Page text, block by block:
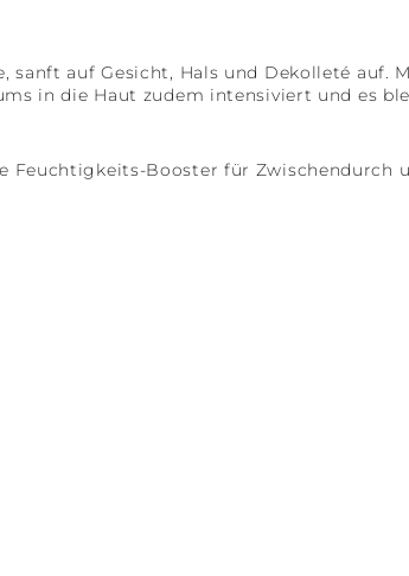
sanft auf Gesicht, Hals und Dekolleté auf.
in die Haut zudem intensiviert und es
Feuchtigkeits-Booster für Zwischendurch